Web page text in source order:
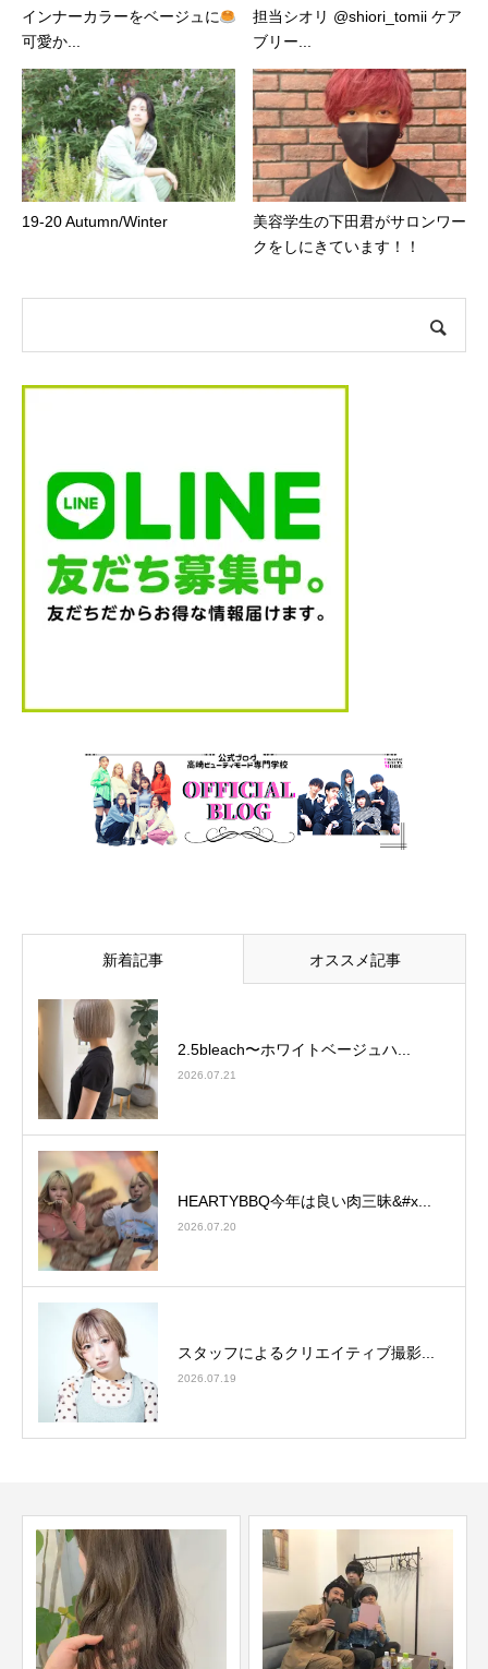
インナーカラーをベージュに
可愛か...
担当シオリ @shiori_tomii ケア
ブリー...
19-20 Autumn/Winter
美容学生の下田君がサロンワー
クをしにきています！！
新着記事 オススメ記事
2.5bleach〜ホワイトベージュ⁡ハ...
2026.07.21
HEARTYBBQ今年は良い肉三昧&#x...
2026.07.20
スタッフによるクリエイティブ撮影...
2026.07.19